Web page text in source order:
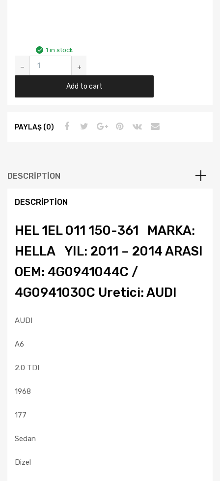
1 in stock
Audi
A6
Yıl
Xenon
Lambalı
quantity
Add to cart
PAYLAŞ (0)
DESCRIPTION
DESCRIPTION
HEL 1EL 011 150-361 MARKA:
HELLA YIL: 2011 – 2014 ARASI
OEM: 4G0941044C /
4G0941030C Uretici: AUDI
AUDI
A6
2.0 TDI
1968
177
Sedan
Dizel